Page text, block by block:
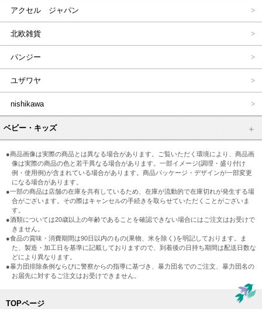
アクセル ジャパン
北欧雑貨
パンジー
ユザワヤ
nishikawa
ベビー・キッズ
●商品画像は実際の商品とは異なる場合があります。ご覧いただく環境により、商品画
像は実際の商品の色と若干異なる場合があります。一部イメージ(調理・盛り付け
例・使用例)が含まれている場合があります。商品パッケージ・デザインが一部変更
になる場合があります。
●一部の商品は店舗の在庫を共有しているため、在庫が流動的で在庫切れが発生する場
合がございます。その際はキャンセルの手続きを取らせていただくことがございま
す。
●酒類については20歳以上の年齢であることを確認できない場合にはご注文はお受けで
きません。
●食品の賞味・消費期間は90日以内のもの(果物、米を除く)を明記しております。ま
た、製造・加工日を基準に記載しておりますので、到着後の日持ち期間は配送日数な
どにより異なります。
●暴力団排除条例ならびに警察からの指導に基づき、暴力団名でのご注文、暴力団名の
お届先に対するご注文はお受けできません。
TOPページ